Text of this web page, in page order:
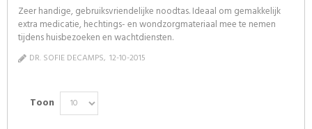
Zeer handige, gebruiksvriendelijke noodtas. Ideaal om gemakkelijk
extra medicatie, hechtings- en wondzorgmateriaal mee te nemen
tijdens huisbezoeken en wachtdiensten.
DR. SOFIE DECAMPS 12-10-2015
Toon